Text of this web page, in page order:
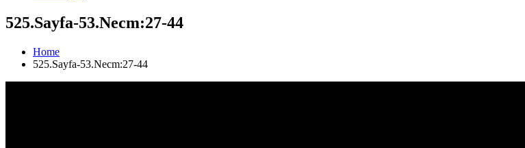
525.Sayfa-53.Necm:27-44
Home
525.Sayfa-53.Necm:27-44